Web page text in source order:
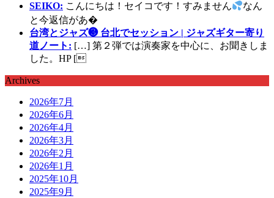
SEIKO: こんにちは！セイコです！すみません
なん
と今返信があ�
台湾とジャズ❸ 台北でセッション | ジャズギター寄り
道ノート: […] 第２弾では演奏家を中心に、お聞きしま
した。HP [
Archives
2026年7月
2026年6月
2026年4月
2026年3月
2026年2月
2026年1月
2025年10月
2025年9月